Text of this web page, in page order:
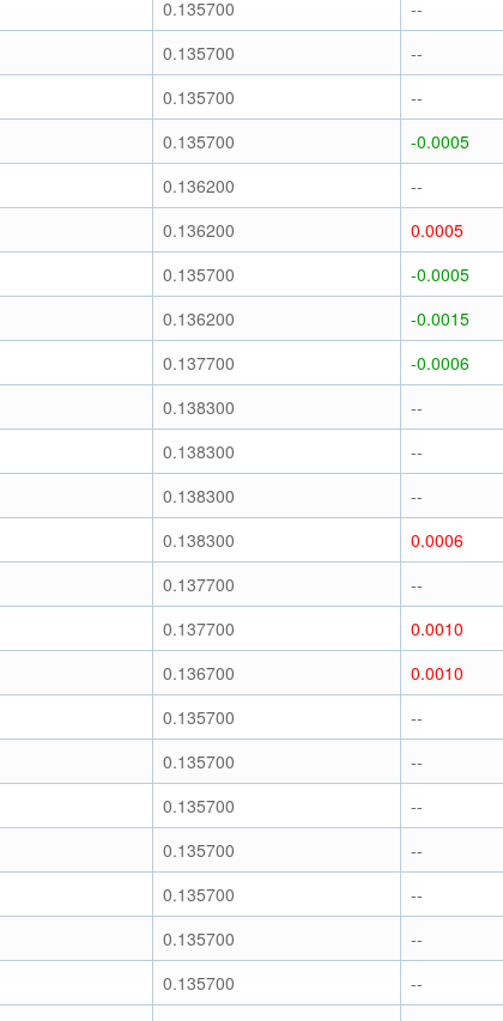
0.135700 --
0.135700 --
0.135700 --
0.135700 -0.0005
0.136200 --
0.136200 0.0005
0.135700 -0.0005
0.136200 -0.0015
0.137700 -0.0006
0.138300 --
0.138300 --
0.138300 --
0.138300 0.0006
0.137700 --
0.137700 0.0010
0.136700 0.0010
0.135700 --
0.135700 --
0.135700 --
0.135700 --
0.135700 --
0.135700 --
0.135700 --